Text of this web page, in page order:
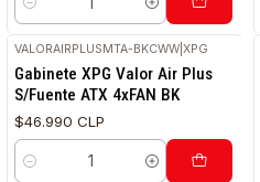
Cantidad
VALORAIRPLUSMTA-BKCWW |XPG
Gabinete XPG Valor Air Plus
S/Fuente ATX 4xFAN BK
$46.990 CLP
Cantidad